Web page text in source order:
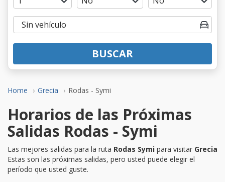
Home Grecia Rodas - Symi
BUSCAR
Horarios de las Próximas
Salidas Rodas - Symi
Las mejores salidas para la ruta Rodas Symi para visitar Grecia
Estas son las próximas salidas, pero usted puede elegir el
período que usted guste.